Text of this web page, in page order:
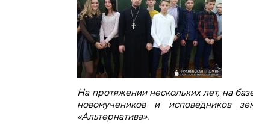
На протяжении нескольких лет, на
новомучеников и исповедников
«Альтернатива».